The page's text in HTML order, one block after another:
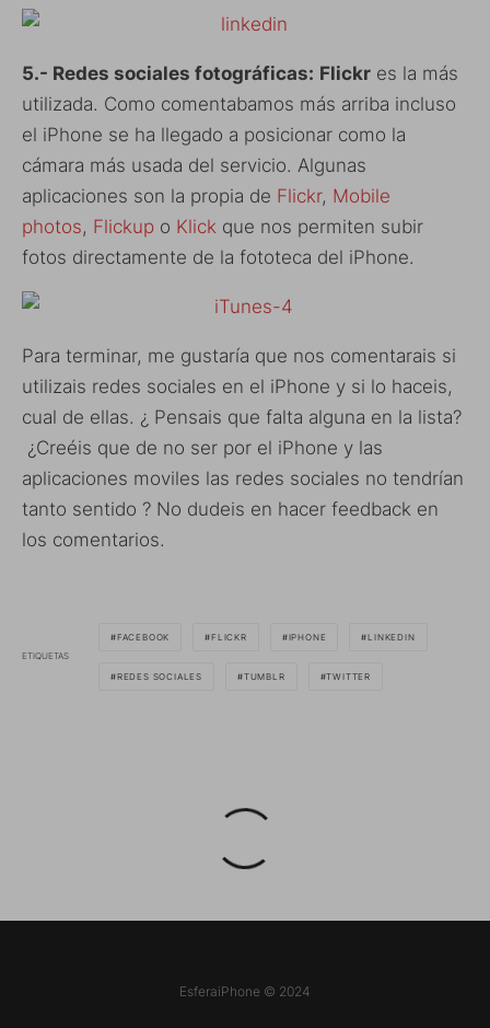
5.- Redes sociales fotográficas: Flickr es la más
utilizada. Como comentabamos más arriba incluso
el iPhone se ha llegado a posicionar como la
cámara más usada del servicio. Algunas
aplicaciones son la propia de Flickr, Mobile
photos, Flickup o Klick que nos permiten subir
fotos directamente de la fototeca del iPhone.
Para terminar, me gustaría que nos comentarais si
utilizais redes sociales en el iPhone y si lo haceis,
cual de ellas. ¿ Pensais que falta alguna en la lista?
¿Creéis que de no ser por el iPhone y las
aplicaciones moviles las redes sociales no tendrían
tanto sentido ? No dudeis en hacer feedback en
los comentarios.
ETIQUETAS
FACEBOOK FLICKR IPHONE LINKEDIN
REDES SOCIALES TUMBLR TWITTER
EsferaiPhone © 2024